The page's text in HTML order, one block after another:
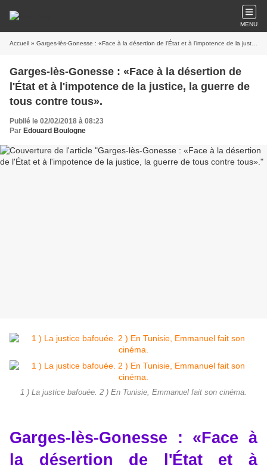
MENU
Accueil » Garges-lès-Gonesse : «Face à la désertion de l'État et à l'impotence de la justice, la guerre de tous contre tous».
Garges-lès-Gonesse : «Face à la désertion de
l'État et à l'impotence de la justice, la guerre de
tous contre tous».
Publié le 02/02/2018 à 08:23
Par Edouard Boulogne
1 ) La justice bafouée. 2 ) En Tunisie, Emmanuel fait son cinéma.
Garges-lès-Gonesse : «Face à
la désertion de l'État et à